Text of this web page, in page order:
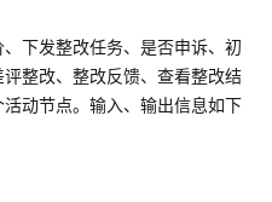
下发整改任务、是否申诉、初
整改、整改反馈、查看整改结
动节点。输入、输出信息如下